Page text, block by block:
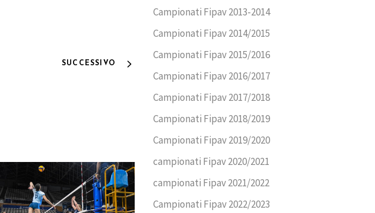
SUCCESSIVO
Campionati Fipav 2013-2014
Campionati Fipav 2014/2015
Campionati Fipav 2015/2016
Campionati Fipav 2016/2017
Campionati Fipav 2017/2018
Campionati Fipav 2018/2019
Campionati Fipav 2019/2020
campionati Fipav 2020/2021
campionati Fipav 2021/2022
Campionati Fipav 2022/2023